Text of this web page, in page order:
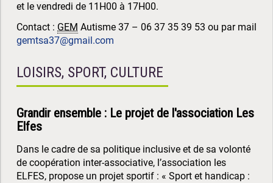
et le vendredi de 11H00 à 17H00.
Contact : GEM Autisme 37 – 06 37 35 39 53 ou par mail
gemtsa37@gmail.com
LOISIRS, SPORT, CULTURE
Grandir ensemble : Le projet de l'association Les
Elfes
Dans le cadre de sa politique inclusive et de sa volonté
de coopération inter-associative, l’association les
ELFES, propose un projet sportif : « Sport et handicap :